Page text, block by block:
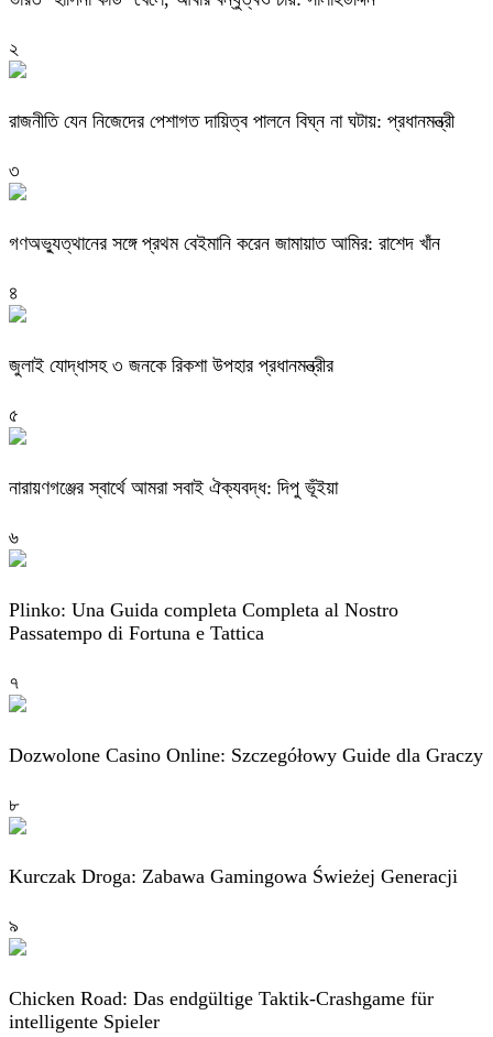
২
রাজনীতি যেন নিজেদের পেশাগত দায়িত্ব পালনে বিঘ্ন না ঘটায়: প্রধানমন্ত্রী
৩
গণঅভ্যুত্থানের সঙ্গে প্রথম বেইমানি করেন জামায়াত আমির: রাশেদ খাঁন
৪
জুলাই যোদ্ধাসহ ৩ জনকে রিকশা উপহার প্রধানমন্ত্রীর
৫
নারায়ণগঞ্জের স্বার্থে আমরা সবাই ঐক্যবদ্ধ: দিপু ভূঁইয়া
৬
Plinko: Una Guida completa Completa al Nostro
Passatempo di Fortuna e Tattica
৭
Dozwolone Casino Online: Szczegółowy Guide dla Graczy
৮
Kurczak Droga: Zabawa Gamingowa Świeżej Generacji
৯
Chicken Road: Das endgültige Taktik-Crashgame für
intelligente Spieler